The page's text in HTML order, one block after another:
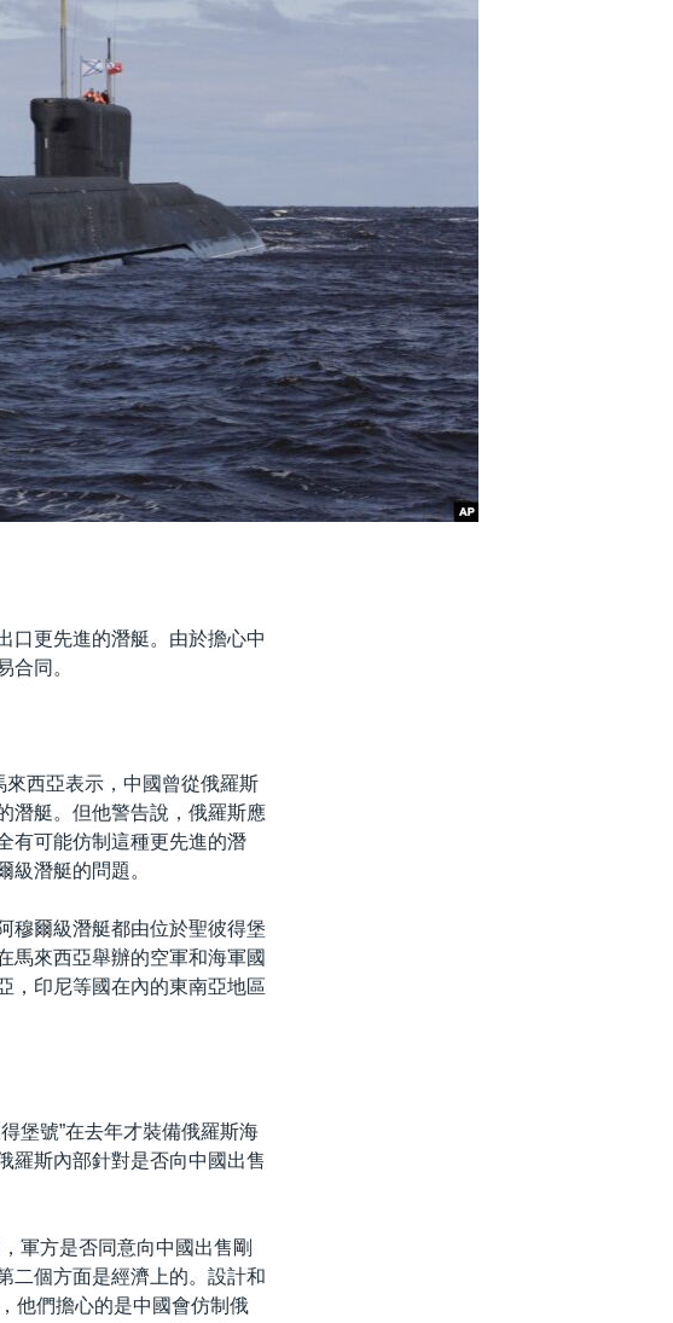
口更先進的潛艇。由於擔心中
合同。
來西亞表示，中國曾從俄羅斯
潛艇。但他警告說，俄羅斯應
有可能仿制這種更先進的潛
級潛艇的問題。
穆爾級潛艇都由位於聖彼得堡
馬來西亞舉辦的空軍和海軍國
，印尼等國在內的東南亞地區
堡號”在去年才裝備俄羅斯海
羅斯內部針對是否向中國出售
軍方是否同意向中國出售剛
二個方面是經濟上的。設計和
他們擔心的是中國會仿制俄